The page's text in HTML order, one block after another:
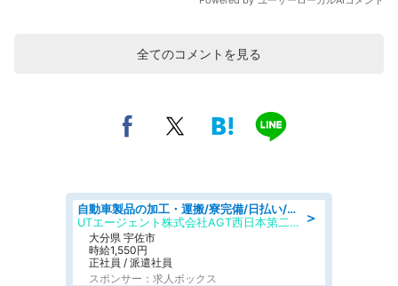
全てのコメントを見る
＞
自動車製品の加工・運搬/寮完備/日払い/工場・製造
UTエージェント株式会社AGT西日本第二CU
大分県 宇佐市
時給1,550円
正社員 / 派遣社員
スポンサー：求人ボックス